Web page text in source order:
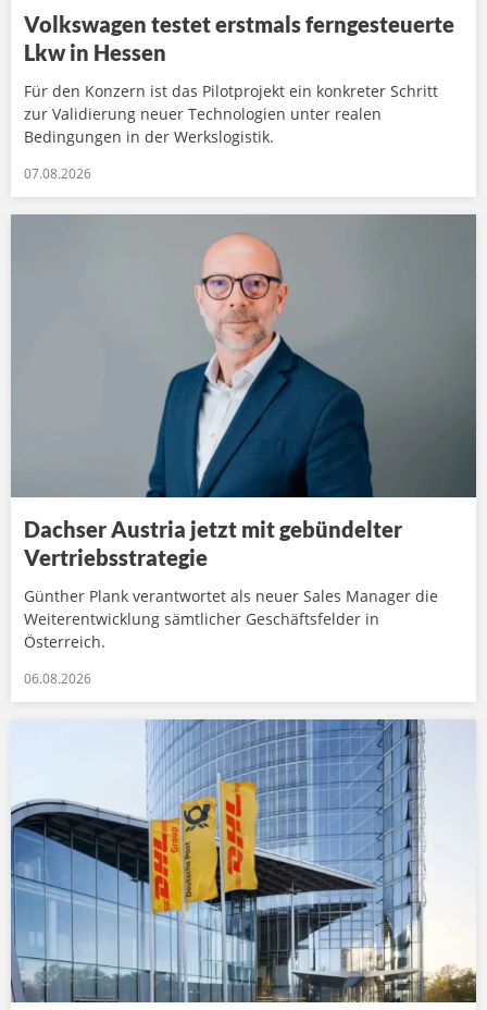
Volkswagen testet erstmals ferngesteuerte
Lkw in Hessen
Für den Konzern ist das Pilotprojekt ein konkreter Schritt
zur Validierung neuer Technologien unter realen
Bedingungen in der Werkslogistik.
07.08.2026
Dachser Austria jetzt mit gebündelter
Vertriebsstrategie
Günther Plank verantwortet als neuer Sales Manager die
Weiterentwicklung sämtlicher Geschäftsfelder in
Österreich.
06.08.2026